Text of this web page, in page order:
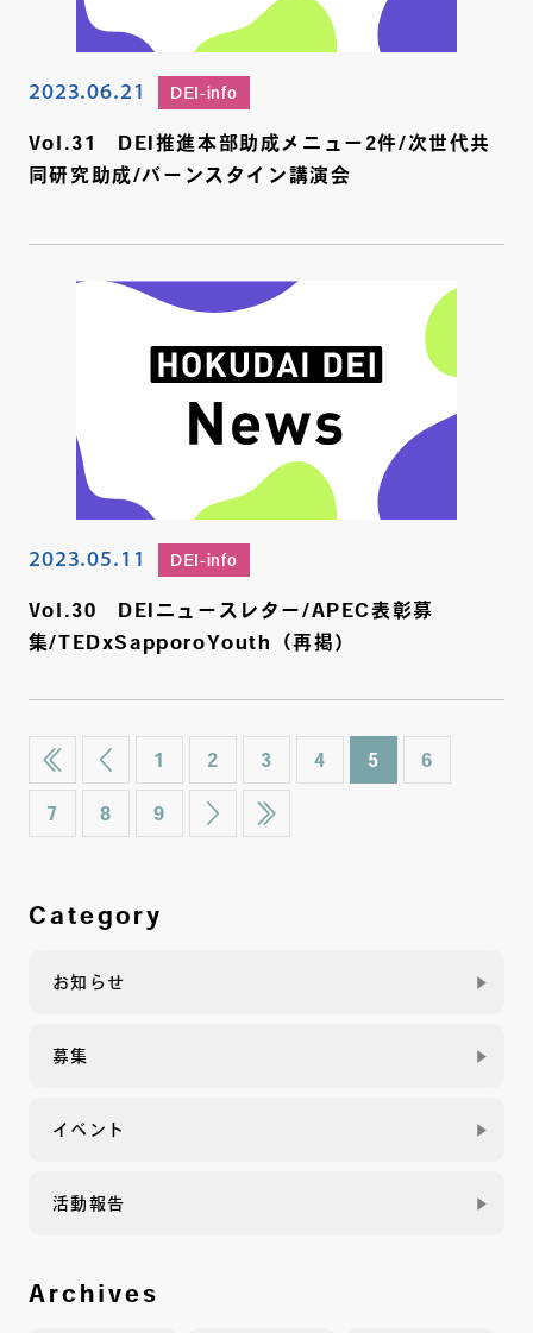
2023.06.21 DEI-info
Vol.31 DEI推進本部助成メニュー2件/次世代共
同研究助成/バーンスタイン講演会
2023.05.11 DEI-info
Vol.30 DEIニュースレター/APEC表彰募
集/TEDxSapporoYouth（再掲）
1 2 3 4 5 6
7 8 9
Category
お知らせ
募集
イベント
活動報告
Archives